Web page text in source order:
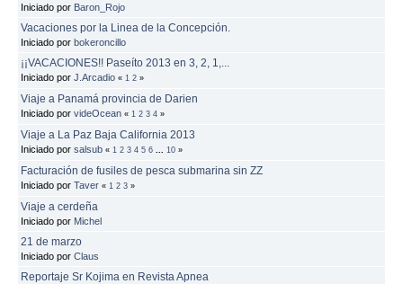
Iniciado por Baron_Rojo
Vacaciones por la Linea de la Concepción.
Iniciado por bokeroncillo
¡¡VACACIONES!! Paseíto 2013 en 3, 2, 1,...
Iniciado por J.Arcadio « 1 2 »
Viaje a Panamá provincia de Darien
Iniciado por videOcean « 1 2 3 4 »
Viaje a La Paz Baja California 2013
Iniciado por salsub « 1 2 3 4 5 6 10 »
Facturación de fusiles de pesca submarina sin ZZ
Iniciado por Taver « 1 2 3 »
Viaje a cerdeña
Iniciado por Michel
21 de marzo
Iniciado por Claus
Reportaje Sr Kojima en Revista Apnea